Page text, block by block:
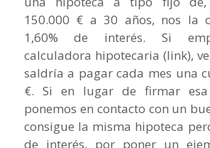
150.000 € a 30 años, nos la
1,60% de interés. Si
calculadora hipotecaria (link),
saldría a pagar cada mes una
€. Si en lugar de firmar esa
ponemos en contacto con un
consigue la misma hipoteca
de interés, por poner un